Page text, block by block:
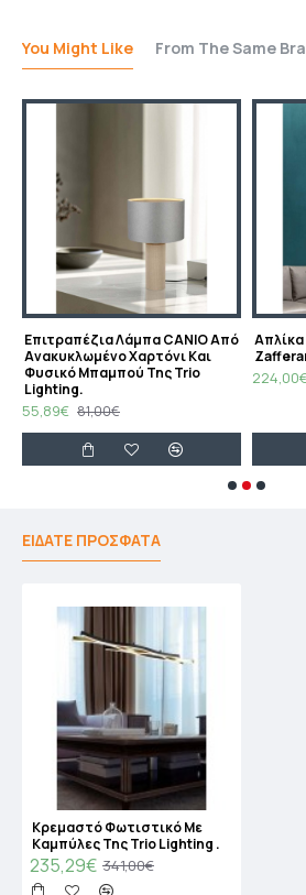
You Might Like From The Same
Eπιτραπέζια Λάμπα CANIO Από
Ανακυκλωμένο Χαρτόνι Και
Φυσικό Μπαμπού Της Trio
Lighting.
55,89€ 81,00€
Απλίκα
224,00€
ΕΙΔΑΤΕ ΠΡΟΣΦΑΤΑ
Κρεμαστό Φωτιστικό Με
Καμπύλες Της Trio Lighting .
235,29€ 341,00€